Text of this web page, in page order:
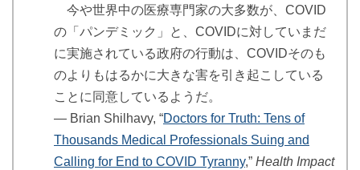
今や世界中の医療専門家の大多数が、COVID
の「パンデミック」と、COVIDに対していまだ
に実施されている政府の行動は、COVIDそのも
のよりもはるかに大きな害を引き起こしている
ことに同意しているようだ。
― Brian Shilhavy, “Doctors for Truth: Tens of
Thousands Medical Professionals Suing and
Calling for End to COVID Tyranny,” Health Impact